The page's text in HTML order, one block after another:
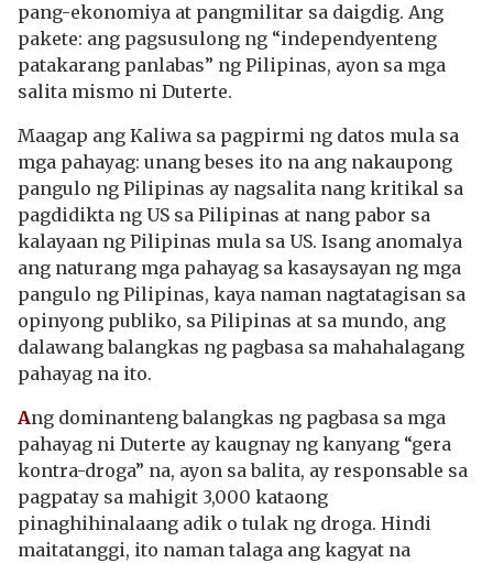
pang-ekonomiya at pangmilitar sa daigdig. Ang
pakete: ang pagsusulong ng “independyenteng
patakarang panlabas” ng Pilipinas, ayon sa mga
salita mismo ni Duterte.
Maagap ang Kaliwa sa pagpirmi ng datos mula sa
mga pahayag: unang beses ito na ang nakaupong
pangulo ng Pilipinas ay nagsalita nang kritikal sa
pagdidikta ng US sa Pilipinas at nang pabor sa
kalayaan ng Pilipinas mula sa US. Isang anomalya
ang naturang mga pahayag sa kasaysayan ng mga
pangulo ng Pilipinas, kaya naman nagtatagisan sa
opinyong publiko, sa Pilipinas at sa mundo, ang
dalawang balangkas ng pagbasa sa mahahalagang
pahayag na ito.
Ang dominanteng balangkas ng pagbasa sa mga
pahayag ni Duterte ay kaugnay ng kanyang “gera
kontra-droga” na, ayon sa balita, ay responsable sa
pagpatay sa mahigit 3,000 kataong
pinaghihinalaang adik o tulak ng droga. Hindi
maitatanggi, ito naman talaga ang kagyat na